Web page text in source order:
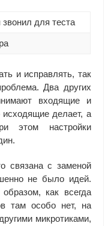
звонил для теста
и исправлять, так
Два других
входящие и
исходящие делает, а
этом настройки
связана с заменой
не было идей.
как всегда
там особо нет, на
микротиками,